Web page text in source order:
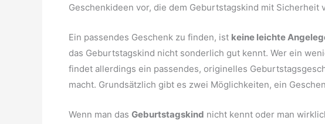
Geschenkideen vor, die dem Geburtstagskind mit Sicherheit
Ein passendes Geschenk zu finden, ist keine leichte
das Geburtstagskind nicht sonderlich gut kennt. Wer ein
findet allerdings ein passendes, originelles
macht. Grundsätzlich gibt es zwei Möglichkeiten, ein
Wenn man das Geburtstagskind nicht kennt oder man